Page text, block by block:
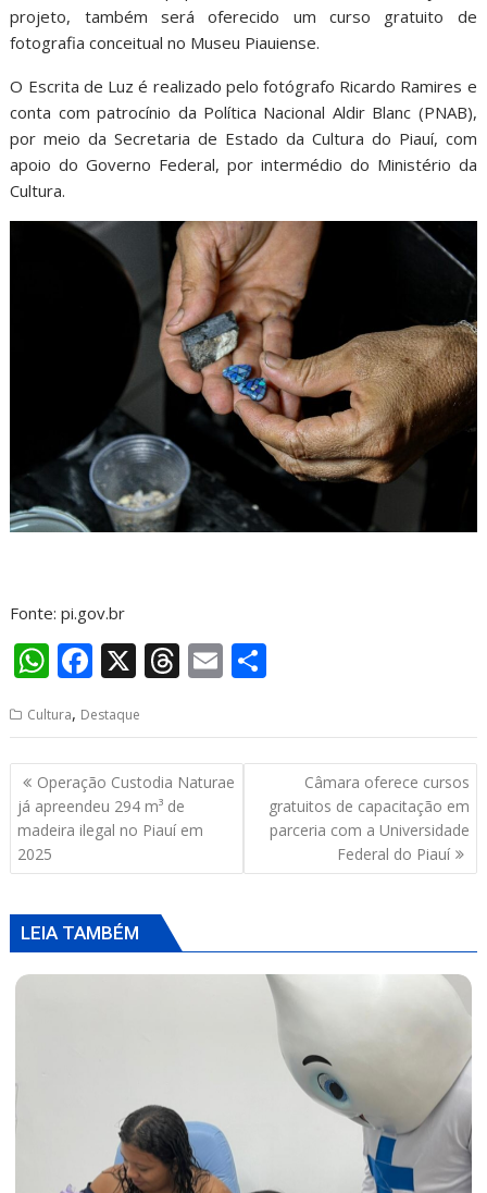
projeto, também será oferecido um curso gratuito de
fotografia conceitual no Museu Piauiense.
O Escrita de Luz é realizado pelo fotógrafo Ricardo Ramires e
conta com patrocínio da Política Nacional Aldir Blanc (PNAB),
por meio da Secretaria de Estado da Cultura do Piauí, com
apoio do Governo Federal, por intermédio do Ministério da
Cultura.
Fonte: pi.gov.br
W
at
s
A
p
p
F
e
b
o
o
k
X T
re
a
d
s
E
ai
l
ar
e
Cultura, Destaque
Navegação
de
Post
Operação Custodia Naturae
já apreendeu 294 m³ de
madeira ilegal no Piauí em
2025
Câmara oferece cursos
gratuitos de capacitação em
parceria com a Universidade
Federal do Piauí
LEIA TAMBÉM